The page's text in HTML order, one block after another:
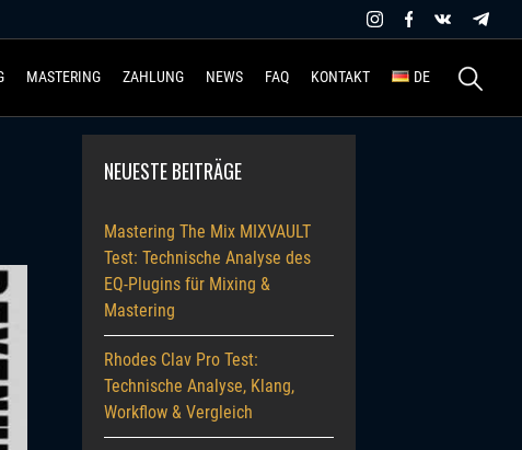
MASTERING ZAHLUNG NEWS FAQ KONTAKT DE
Suchen
nach:
NEUESTE BEITRÄGE
Mastering The Mix MIXVAULT
Test: Technische Analyse des
EQ-Plugins für Mixing &
Mastering
Rhodes Clav Pro Test:
Technische Analyse, Klang,
Workflow & Vergleich